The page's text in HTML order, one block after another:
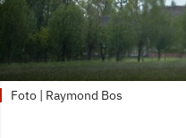
Foto | Raymond Bos